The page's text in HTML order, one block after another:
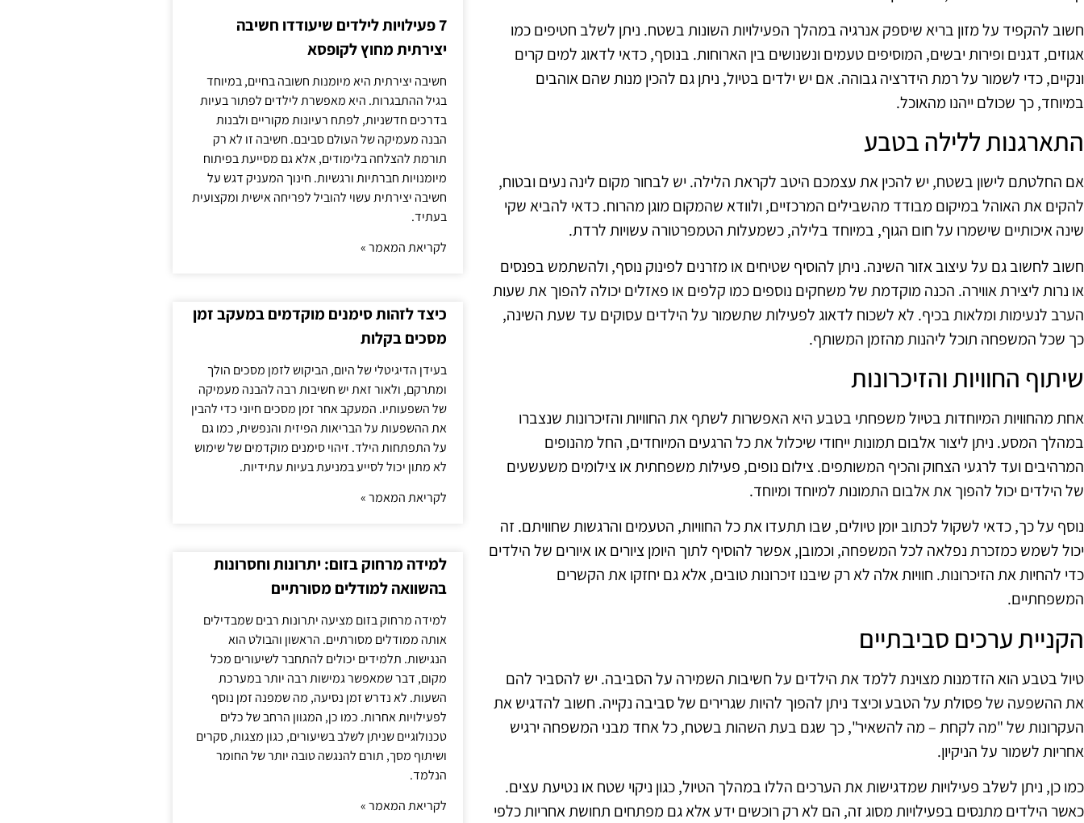
חשוב להקפיד על מזון בריא שיספק אנרגיה במהלך הפעילויות השונות בשטח. ניתן לשלב חטיפים כמו
אגוזים, דגנים ופירות יבשים, המוסיפים טעמים ונשנושים בין הארוחות. בנוסף, כדאי לדאוג למים קרים
ונקיים, כדי לשמור על רמת הידרציה גבוהה. אם יש ילדים בטיול, ניתן גם להכין מנות שהם אוהבים
במיוחד, כך שכולם ייהנו מהאוכל.
התארגנות ללילה בטבע
אם החלטתם לישון בשטח, יש להכין את עצמכם היטב לקראת הלילה. יש לבחור מקום לינה נעים ובטוח,
להקים את האוהל במיקום מבודד מהשבילים המרכזיים, ולוודא שהמקום מוגן מהרוח. כדאי להביא שקי
שינה איכותיים שישמרו על חום הגוף, במיוחד בלילה, כשמעלות הטמפרטורה עשויות לרדת.
חשוב לחשוב גם על עיצוב אזור השינה. ניתן להוסיף שטיחים או מזרנים לפינוק נוסף, ולהשתמש בפנסים
או נרות ליצירת אווירה. הכנה מוקדמת של משחקים נוספים כמו קלפים או פאזלים יכולה להפוך את שעות
הערב לנעימות ומלאות בכיף. לא לשכוח לדאוג לפעילות שתשמור על הילדים עסוקים עד שעת השינה,
כך שכל המשפחה תוכל ליהנות מהזמן המשותף.
שיתוף החוויות והזיכרונות
אחת מהחוויות המיוחדות בטיול משפחתי בטבע היא האפשרות לשתף את החוויות והזיכרונות שנצברו
במהלך המסע. ניתן ליצור אלבום תמונות ייחודי שיכלול את כל הרגעים המיוחדים, החל מהנופים
המרהיבים ועד לרגעי הצחוק והכיף המשותפים. צילום נופים, פעילות משפחתית או צילומים משעשעים
של הילדים יכול להפוך את אלבום התמונות למיוחד ומיוחד.
נוסף על כך, כדאי לשקול לכתוב יומן טיולים, שבו תתעדו את כל החוויות, הטעמים והרגשות שחוויתם. זה
יכול לשמש כמזכרת נפלאה לכל המשפחה, וכמובן, אפשר להוסיף לתוך היומן ציורים או איורים של הילדים
כדי להחיות את הזיכרונות. חוויות אלה לא רק שיבנו זיכרונות טובים, אלא גם יחזקו את הקשרים
המשפחתיים.
הקניית ערכים סביבתיים
טיול בטבע הוא הזדמנות מצוינת ללמד את הילדים על חשיבות השמירה על הסביבה. יש להסביר להם
את ההשפעה של פסולת על הטבע וכיצד ניתן להפוך להיות שגרירים של סביבה נקייה. חשוב להדגיש את
העקרונות של "מה לקחת – מה להשאיר", כך שגם בעת השהות בשטח, כל אחד מבני המשפחה ירגיש
אחריות לשמור על הניקיון.
כמו כן, ניתן לשלב פעילויות שמדגישות את הערכים הללו במהלך הטיול, כגון ניקוי שטח או נטיעת עצים.
כאשר הילדים מתנסים בפעילויות מסוג זה, הם לא רק רוכשים ידע אלא גם מפתחים תחושת אחריות כלפי
7 פעילויות לילדים שיעודדו חשיבה
יצירתית מחוץ לקופסא
חשיבה יצירתית היא מיומנות חשובה בחיים, במיוחד
בגיל ההתבגרות. היא מאפשרת לילדים לפתור בעיות
בדרכים חדשניות, לפתח רעיונות מקוריים ולבנות
הבנה מעמיקה של העולם סביבם. חשיבה זו לא רק
תורמת להצלחה בלימודים, אלא גם מסייעת בפיתוח
מיומנויות חברתיות ורגשיות. חינוך המעניק דגש על
חשיבה יצירתית עשוי להוביל לפריחה אישית ומקצועית
בעתיד.
לקריאת המאמר »
כיצד לזהות סימנים מוקדמים במעקב זמן
מסכים בקלות
בעידן הדיגיטלי של היום, הביקוש לזמן מסכים הולך
ומתרקם, ולאור זאת יש חשיבות רבה להבנה מעמיקה
של השפעותיו. המעקב אחר זמן מסכים חיוני כדי להבין
את ההשפעות על הבריאות הפיזית והנפשית, כמו גם
על התפתחות הילד. זיהוי סימנים מוקדמים של שימוש
לא מתון יכול לסייע במניעת בעיות עתידיות.
לקריאת המאמר »
למידה מרחוק בזום: יתרונות וחסרונות
בהשוואה למודלים מסורתיים
למידה מרחוק בזום מציעה יתרונות רבים שמבדילים
אותה ממודלים מסורתיים. הראשון והבולט הוא
הנגישות. תלמידים יכולים להתחבר לשיעורים מכל
מקום, דבר שמאפשר גמישות רבה יותר במערכת
השעות. לא נדרש זמן נסיעה, מה שמפנה זמן נוסף
לפעילויות אחרות. כמו כן, המגוון הרחב של כלים
טכנולוגיים שניתן לשלב בשיעורים, כגון מצגות, סקרים
ושיתוף מסך, תורם להנגשה טובה יותר של החומר
הנלמד.
לקריאת המאמר »